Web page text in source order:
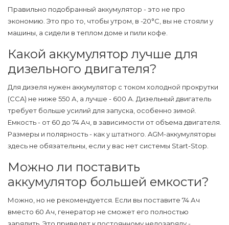
Правильно подобранный аккумулятор - это не про
экономию. Это про то, чтобы утром, в -20°C, вы не стояли у
машины, а сидели в теплом доме и пили кофе.
Какой аккумулятор лучше для
дизельного двигателя?
Для дизеля нужен аккумулятор с током холодной прокрутки
(CCA) не ниже 550 А, а лучше - 600 А. Дизельный двигатель
требует больше усилий для запуска, особенно зимой.
Емкость - от 60 до 74 Ач, в зависимости от объема двигателя.
Размеры и полярность - как у штатного. AGM-аккумуляторы
здесь не обязательны, если у вас нет системы Start-Stop.
Можно ли поставить
аккумулятор большей емкости?
Можно, но не рекомендуется. Если вы поставите 74 Ач
вместо 60 Ач, генератор не сможет его полностью